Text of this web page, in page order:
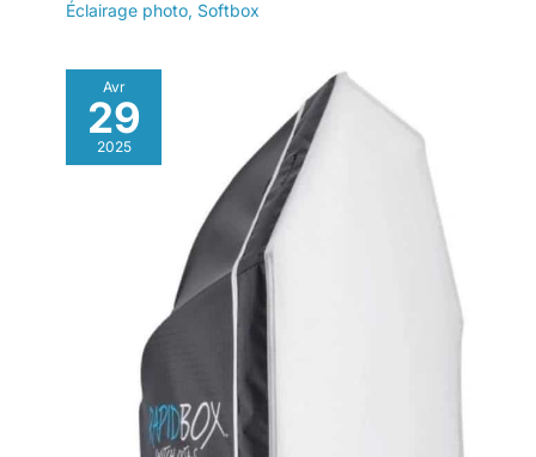
Éclairage photo, Softbox
Avr
29
2025